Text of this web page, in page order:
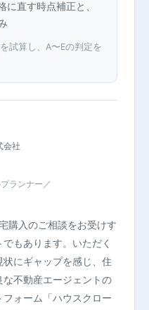
に直す時点補正と、
試算し、A〜Eの判定を
会社
ランナー ／
購入のご相談をお受けす
もあります。いただく
にギャップを感じ、住
不動産エージェントの
ォーム「ハウスクロー